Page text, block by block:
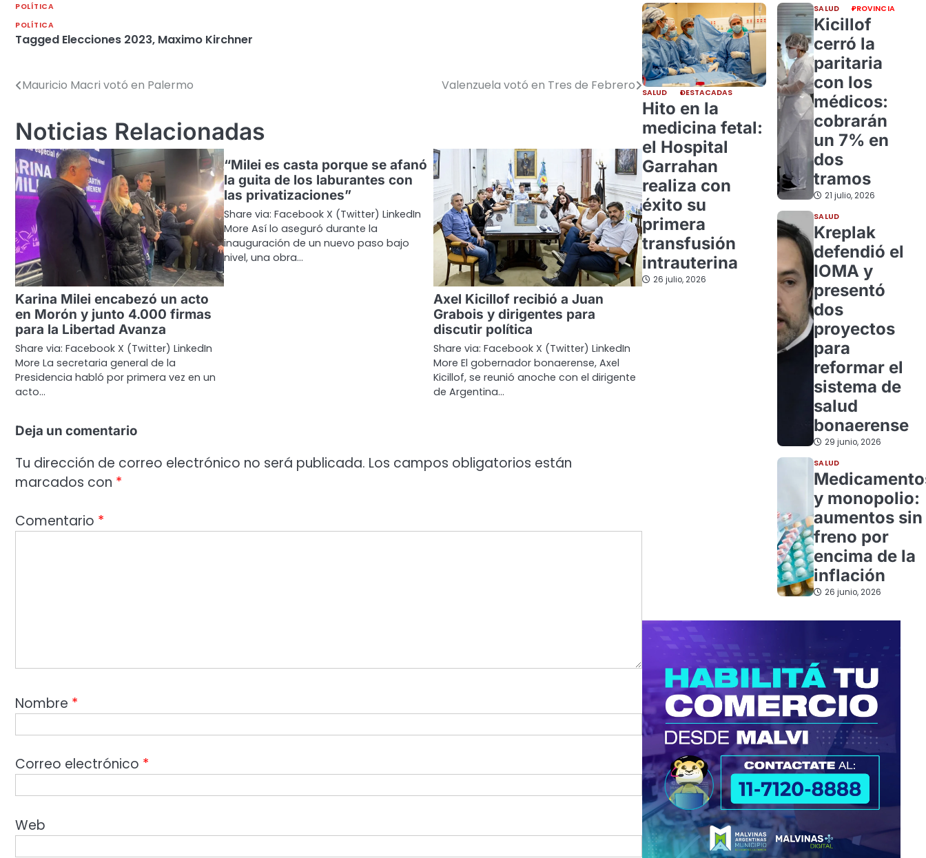
POLÍTICA
POLÍTICA
Tagged Elecciones 2023, Maximo Kirchner
Navegación
entradas
Mauricio Macri votó en Palermo Valenzuela votó en Tres de Febrero
Noticias Relacionadas
Karina Milei encabezó un acto
en Morón y junto 4.000 firmas
para la Libertad Avanza
Share via: Facebook X (Twitter) LinkedIn
More La secretaria general de la
Presidencia habló por primera vez en un
acto…
“Milei es casta porque se afanó
la guita de los laburantes con
las privatizaciones”
Share via: Facebook X (Twitter) LinkedIn
More Así lo aseguró durante la
inauguración de un nuevo paso bajo
nivel, una obra…
Axel Kicillof recibió a Juan
Grabois y dirigentes para
discutir política
Share via: Facebook X (Twitter) LinkedIn
More El gobernador bonaerense, Axel
Kicillof, se reunió anoche con el dirigente
de Argentina…
Deja un comentario
Tu dirección de correo electrónico no será publicada. Los campos obligatorios están
marcados con *
Comentario *
Nombre *
Correo electrónico *
Web
SALUD DESTACADAS
Hito en la
medicina fetal:
el Hospital
Garrahan
realiza con
éxito su
primera
transfusión
intrauterina
26 julio, 2026
SALUD PROVINCIA
Kicillof
cerró la
paritaria
con los
médicos:
cobrarán
un 7% en
dos
tramos
21 julio, 2026
SALUD
Kreplak
defendió el
IOMA y
presentó
dos
proyectos
para
reformar el
sistema de
salud
bonaerense
29 junio, 2026
SALUD
y monopolio:
aumentos sin
freno por
encima de la
inflación
26 junio, 2026